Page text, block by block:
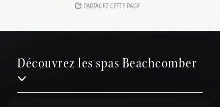
PARTAGEZ CETTE PAGE
Découvrez les spas Beachcomber